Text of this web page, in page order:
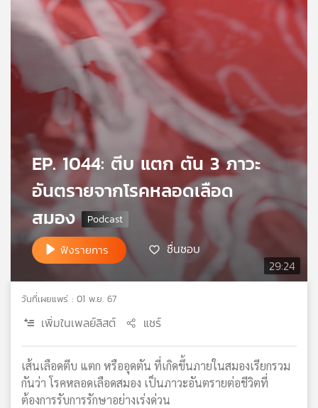
เรา
เครือ
ข่าย
แผนที่
วิทยุ
เครือ
29:24
EP. 1044: ตีบ แตก ตัน 3 ภาวะ
อันตรายจากโรคหลอดเลือด
สมอง
ฟังรายการ ชื่นชอบ
วันที่เผยแพร่ : 01 พ.ย. 67
เพิ่มในเพลย์ลิสต์ แชร์
เส้นเลือดตีบ แตก หรืออุดตัน ที่เกิดขึ้นภายในสมองเรียกรวม
กันว่า โรคหลอดเลือดสมอง เป็นภาวะอันตรายต่อชีวิตที่
ต้องการรับการรักษาอย่างเร่งด่วน